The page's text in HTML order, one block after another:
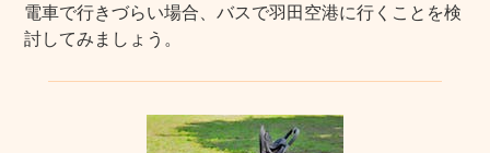
電車で行きづらい場合、バスで羽田空港に行くことを検
討してみましょう。